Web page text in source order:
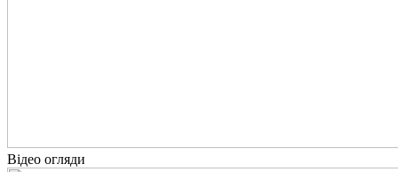
Відео огляди